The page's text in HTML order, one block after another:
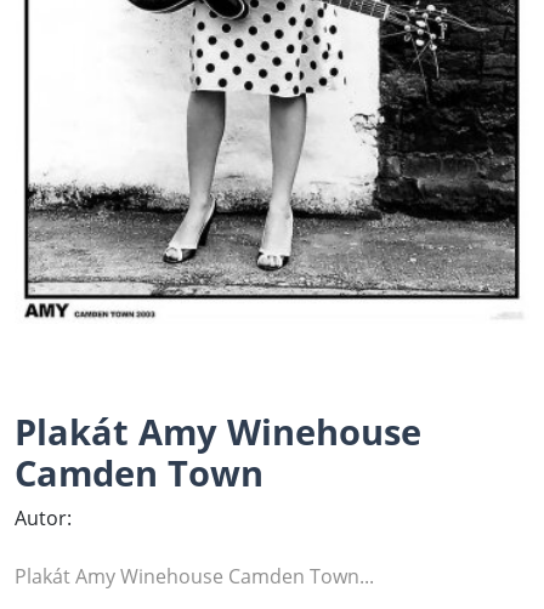
Plakát Amy Winehouse
Camden Town
Autor:
Plakát Amy Winehouse Camden Town...